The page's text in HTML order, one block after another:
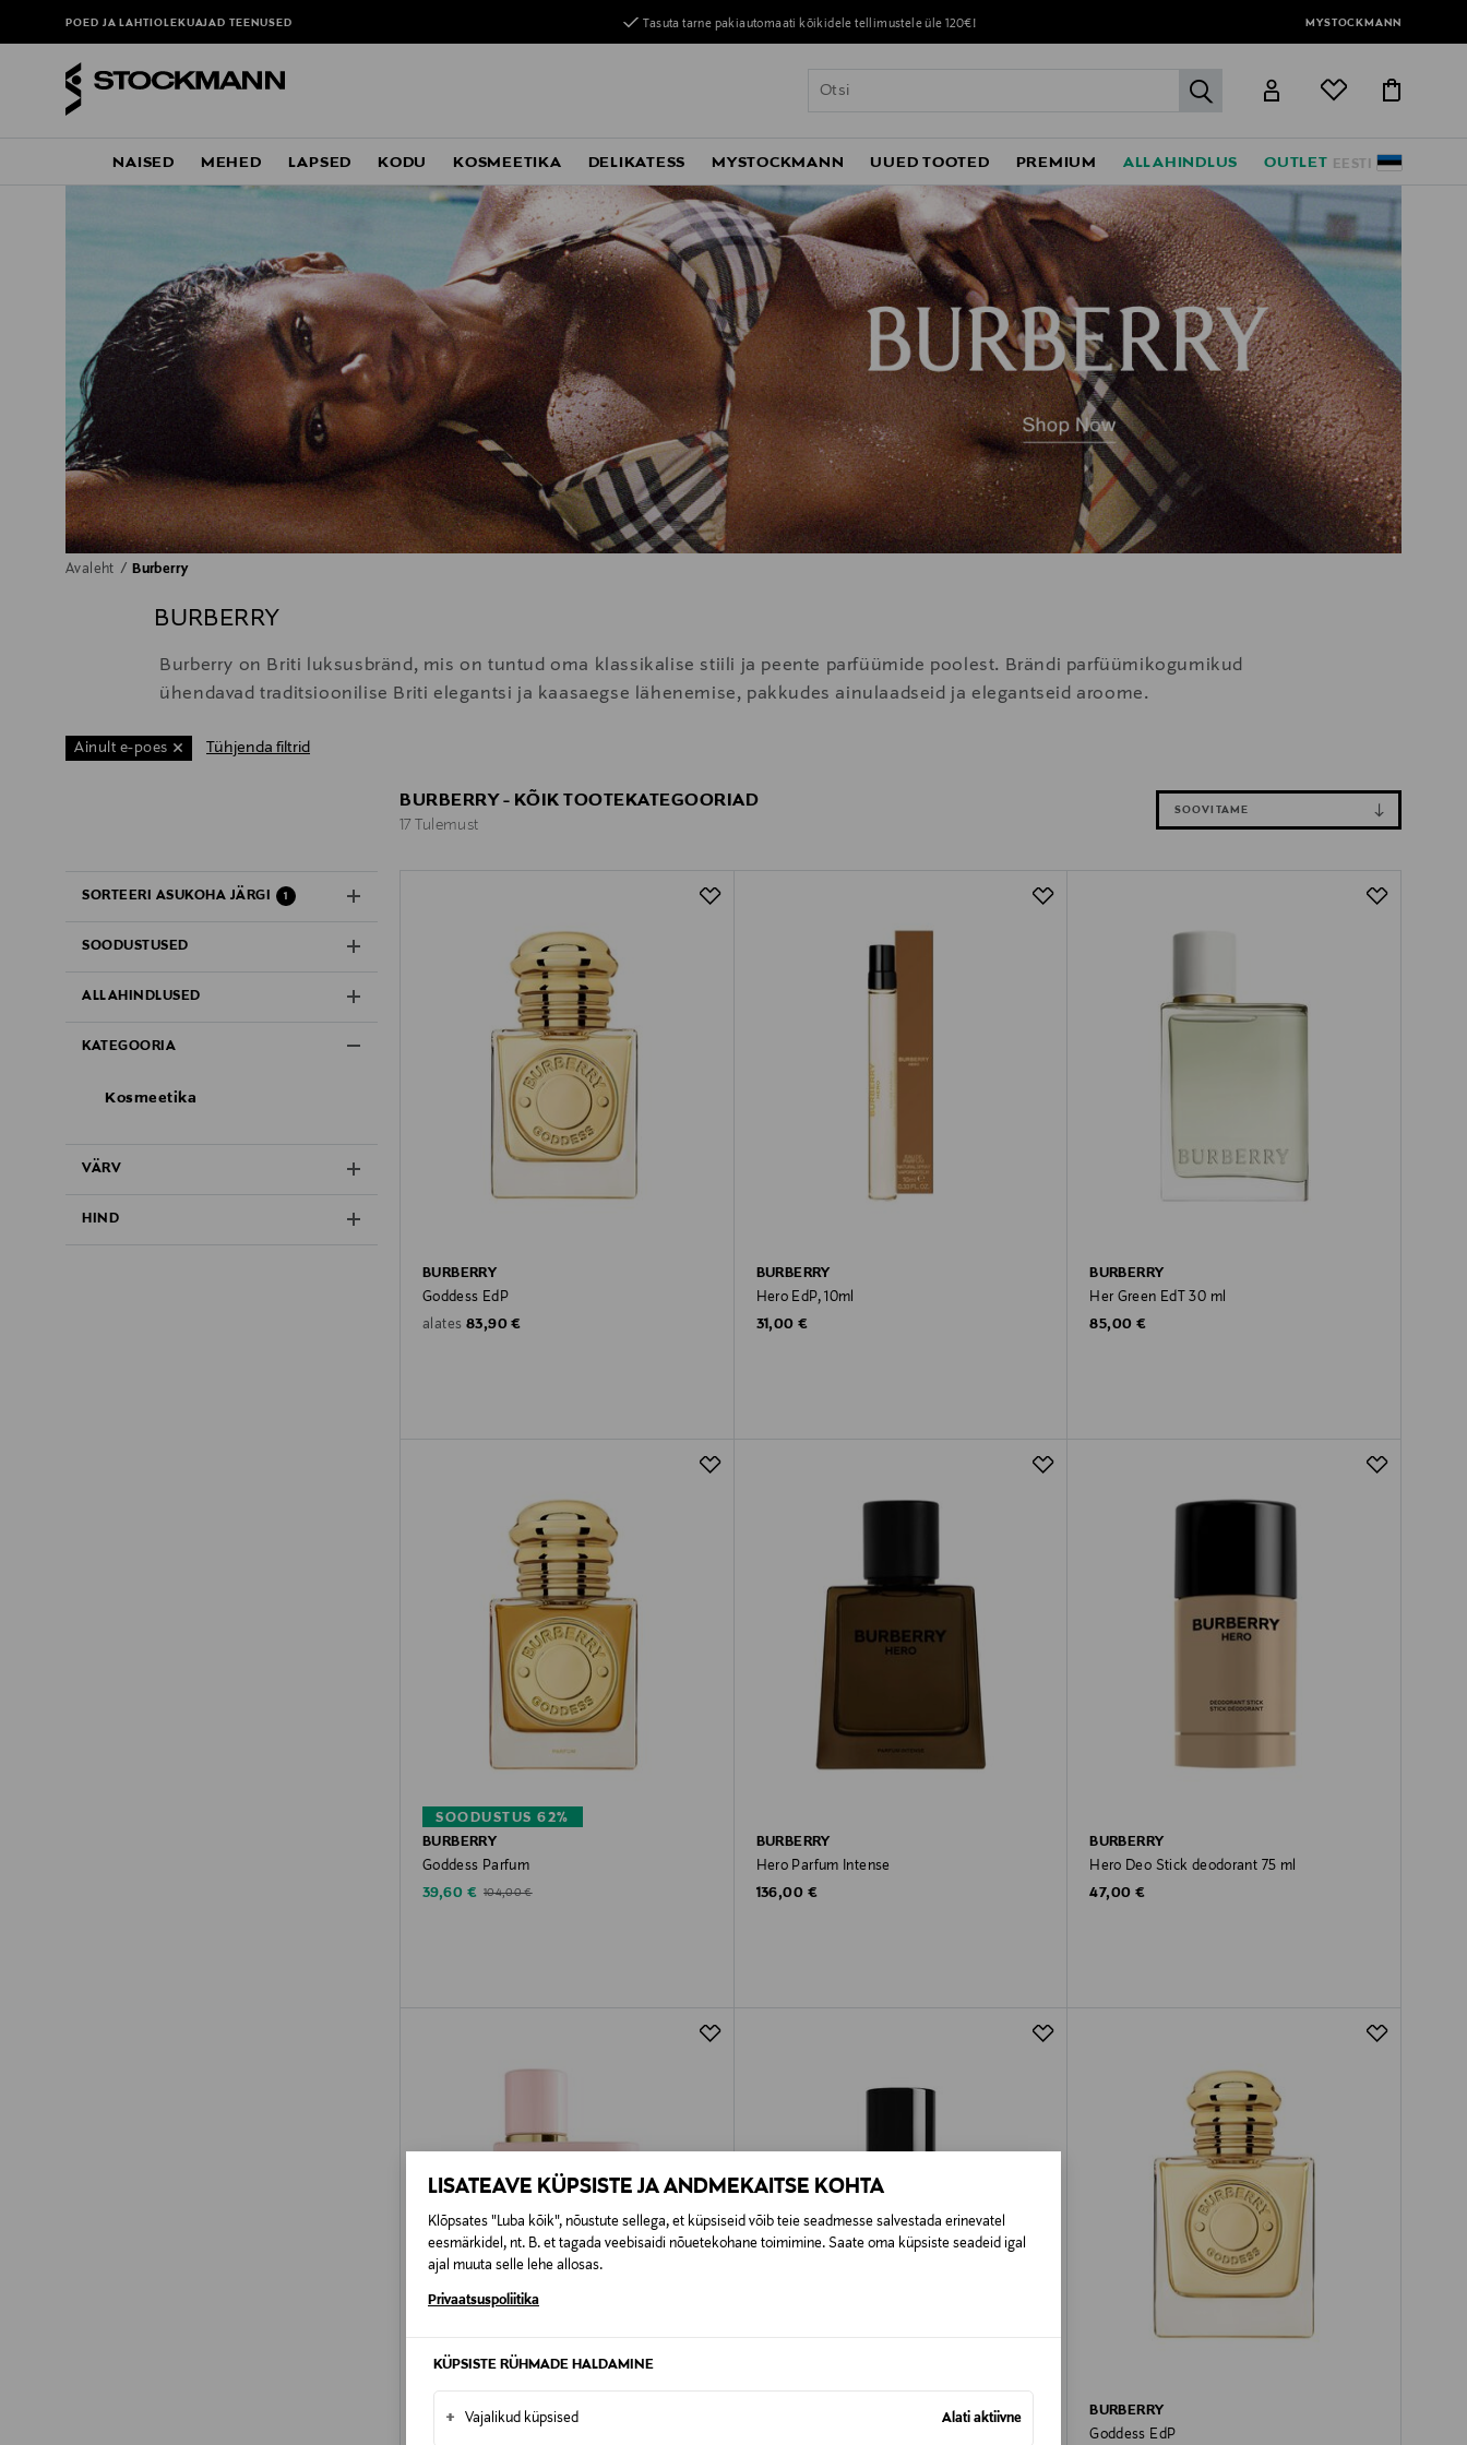
LISATEAVE KÜPSISTE JA ANDMEKAITSE KOHTA
Klõpsates "Luba kõik", nõustute sellega, et küpsiseid võib teie seadmesse salvestada erinevatel
eesmärkidel, nt. B. et tagada veebisaidi nõuetekohane toimimine. Saate oma küpsiste seadeid igal
ajal muuta selle lehe allosas.
Privaatsuspoliitika
KÜPSISTE RÜHMADE HALDAMINE
+ Vajalikud küpsised Alati aktiivne
POED JA LAHTIOLEKUAJADTEENUSED Tasuta tarne pakiautomaati kõikidele tellimustele üle 120€! MYSTOCKMANN
label.header.go
EESTI
NAISED MEHED LAPSED KODU KOSMEETIKA DELIKATESS MYSTOCKMANN UUED TOOTED PREMIUM ALLAHINDLUS OUTLET
Avaleht Burberry
BURBERRY
Burberry on Briti luksusbränd, mis on tuntud oma klassikalise stiili ja peente parfüümide poolest. Brändi parfüümikogumikud
ühendavad traditsioonilise Briti elegantsi ja kaasaegse lähenemise, pakkudes ainulaadseid ja elegantseid aroome.
Ainult e-poes Tühjenda filtrid
SORTEERI ASUKOHA JÄRGI 1
SOODUSTUSED
ALLAHINDLUSED
KATEGOORIA
Kosmeetika
VÄRV
HIND
BURBERRY - KÕIK TOOTEKATEGOORIAD
17 Tulemust
SOOVITAME
BURBERRY
Goddess EdP
alates Original Price
83,90 €
BURBERRY
Hero EdP, 10ml
Original Price
31,00 €
BURBERRY
Her Green EdT 30 ml
Original Price
85,00 €
SOODUSTUS 62%
BURBERRY
Goddess Parfum
Discounted Price
39,60 € Original Price
104,00 €
BURBERRY
Hero Parfum Intense
Original Price
136,00 €
BURBERRY
Hero Deo Stick deodorant 75 ml
Original Price
47,00 €
BURBERRY
BURBERRY
Goddess EdP